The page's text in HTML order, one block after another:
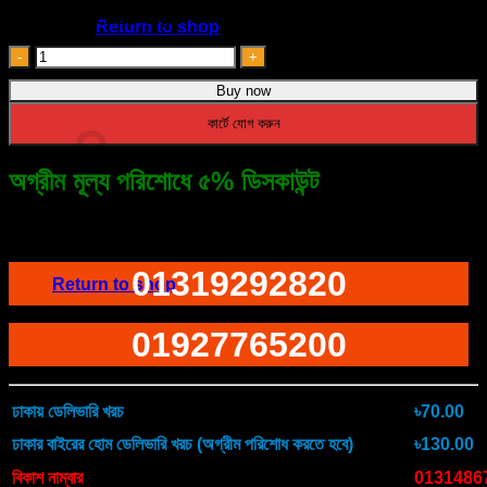
Return to shop
Return to shop
৳ 2,500.00.৳ 1,600.00.
Speed with LED Light
Portable
USB
Fan
quantity
কার্টে যোগ করুন
Buy now
অগ্রীম মূল্য পরিশোধে ৫% ডিসকাউন্ট
01319292820
01927765200
ঢাকায় ডেলিভারি খরচ
৳70.00
ঢাকার বাইরের হোম ডেলিভারি খরচ (অগ্রীম পরিশোধ করতে হবে)
৳130.00
বিকাশ নাম্বার